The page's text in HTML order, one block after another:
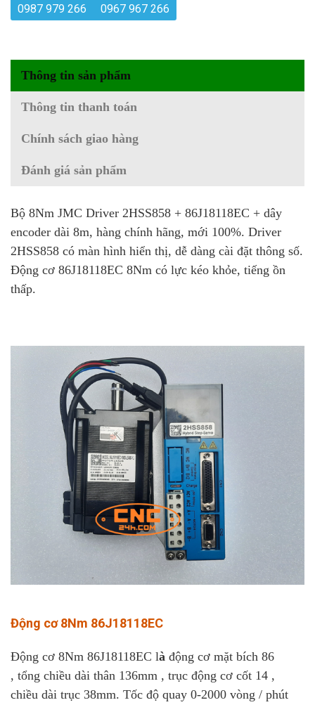
0987 979 266 0967 967 266
Thông tin sản phẩm
Thông tin thanh toán
Chính sách giao hàng
Đánh giá sản phẩm
Bộ 8Nm JMC Driver 2HSS858 + 86J18118EC + dây
encoder dài 8m, hàng chính hãng, mới 100%. Driver
2HSS858 có màn hình hiển thị, dễ dàng cài đặt thông số.
Động cơ 86J18118EC 8Nm có lực kéo khỏe, tiếng ồn
thấp.
Động cơ 8Nm 86J18118EC
Động cơ 8Nm 86J18118EC là động cơ mặt bích 86
, tổng chiều dài thân 136mm , trục động cơ cốt 14 ,
chiều dài trục 38mm. Tốc độ quay 0-2000 vòng / phút